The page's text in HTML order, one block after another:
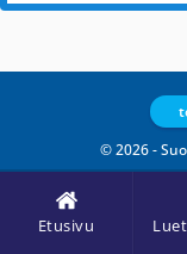
Etusivu
© 2026 -